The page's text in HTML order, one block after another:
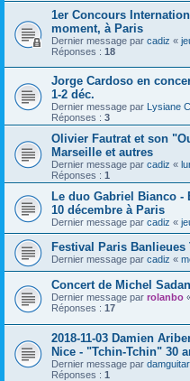
1er Concours
moment, à Paris
Dernier message par cadiz «
Réponses : 18
Jorge Cardoso en
1-2 déc.
Dernier message par Lysiane
Réponses : 3
Olivier Fautrat et son
Marseille et autres
Dernier message par cadiz «
Réponses : 1
Le duo Gabriel Bianco -
10 décembre à Paris
Dernier message par cadiz «
Festival Paris
Dernier message par cadiz «
Concert de Michel
Dernier message par rolanbo
Réponses : 17
2018-11-03 Damien
Nice - "Tchin-Tchin" 30
Dernier message par damguitar
Réponses : 1